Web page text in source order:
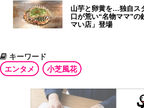
山芋と卵黄を…独自ス
口が荒い“名物ママ”の
マい店」登場
キーワード
エンタメ
小芝風花